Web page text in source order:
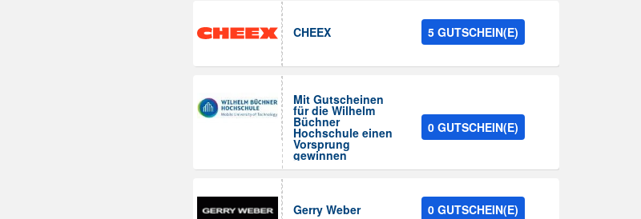
CHEEX 5 GUTSCHEIN(E)
Mit Gutscheinen
für die Wilhelm
Büchner
Hochschule einen
Vorsprung
gewinnen
0 GUTSCHEIN(E)
Gerry Weber 0 GUTSCHEIN(E)